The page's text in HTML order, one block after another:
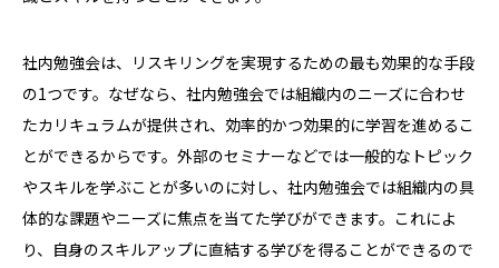
社内勉強会は、リスキリングを実現するための最も効果的な手段
の1つです。なぜなら、社内勉強会では組織内のニーズに合わせ
たカリキュラムが提供され、効率的かつ効果的に学習を進めるこ
とができるからです。外部のセミナーなどでは一般的なトピック
やスキルを学ぶことが多いのに対し、社内勉強会では組織内の具
体的な課題やニーズに焦点を当てた学びができます。これによ
り、自身のスキルアップに直結する学びを得ることができるので